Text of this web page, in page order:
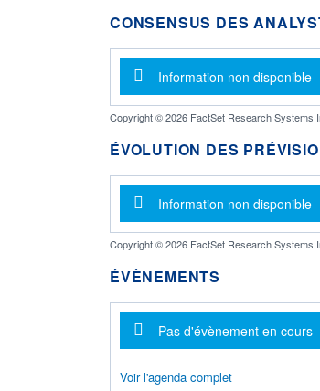
CONSENSUS DES
Message d'information
Information non disponible
Copyright © 2026 FactSet Research Systems
ÉVOLUTION DES
Message d'information
Information non disponible
Copyright © 2026 FactSet Research Systems
ÉVÈNEMENTS
Message d'information
Pas d'évènement en cours
Voir l'agenda complet